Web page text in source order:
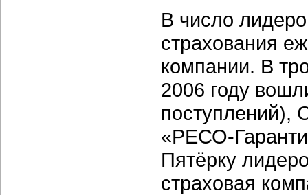
В число
страхования
компании. В
2006 году
поступлений),
«РЕСО-
Пятёрку
страховая